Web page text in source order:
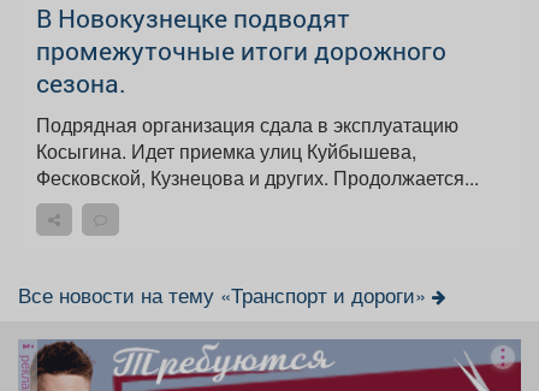
В Новокузнецке подводят
промежуточные итоги дорожного
сезона.
Подрядная организация сдала в эксплуатацию
Косыгина. Идет приемка улиц Куйбышева,
Фесковской, Кузнецова и других. Продолжается...
Все новости на тему «Транспорт и дороги»
реклама